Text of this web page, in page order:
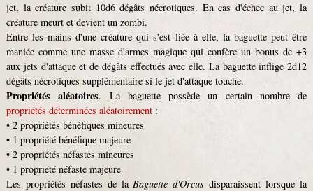
jet, la créature subit 10d6 dégâts nécrotiques. En cas d'échec au jet, la
créature meurt et devient un zombi.
Entre les mains d'une créature qui s'est liée à elle, la baguette peut être
maniée comme une masse d'armes magique qui confère un bonus de +3
aux jets d'attaque et de dégâts effectués avec elle. La baguette inflige 2d12
dégâts nécrotiques supplémentaire si le jet d'attaque touche.
Propriétés aléatoires. La baguette possède un certain nombre de
propriétés déterminées aléatoirement :
• 2 propriétés bénéfiques mineures
• 1 propriété bénéfique majeure
• 2 propriétés néfastes mineures
• 1 propriété néfaste majeure
Les propriétés néfastes de laBaguette d'Orcus disparaissent lorsque la